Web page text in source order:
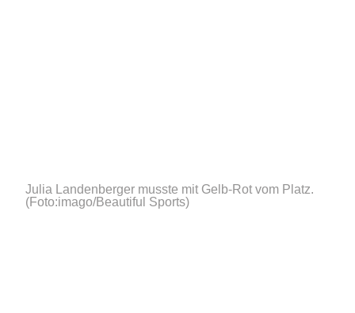
Julia Landenberger musste mit Gelb-Rot vom Platz.
(Foto:imago/Beautiful Sports)